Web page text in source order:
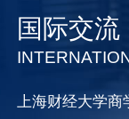
国际交流
上海财经大学商